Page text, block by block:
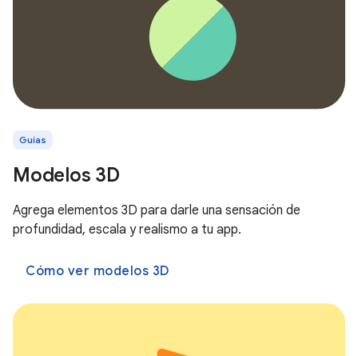
Guías
Modelos 3D
Agrega elementos 3D para darle una sensación de
profundidad, escala y realismo a tu app.
Cómo ver modelos 3D